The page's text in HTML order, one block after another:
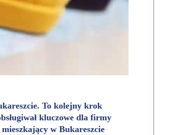
To kolejny krok
kluczowe dla firmy
w Bukareszcie